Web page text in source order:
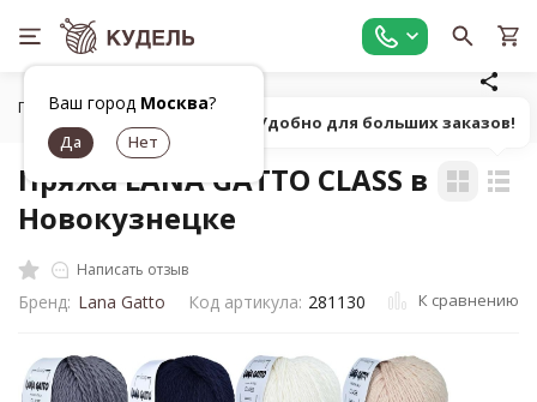
Ваш город Москва?
Главная Все для вязания
Пряжа LANA GATTO CLASS в
Новокузнецке
Написать отзыв
Бренд: Lana Gatto Код артикула: 281130 К сравнению
Попробуй! Удобно для больших заказов!